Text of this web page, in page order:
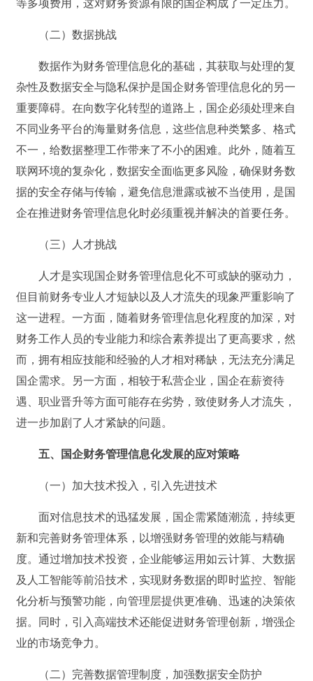
等多项费用，这对财务资源有限的国企构成了一定压力。
（二）数据挑战
数据作为财务管理信息化的基础，其获取与处理的复
杂性及数据安全与隐私保护是国企财务管理信息化的另一
重要障碍。在向数字化转型的道路上，国企必须处理来自
不同业务平台的海量财务信息，这些信息种类繁多、格式
不一，给数据整理工作带来了不小的困难。此外，随着互
联网环境的复杂化，数据安全面临更多风险，确保财务数
据的安全存储与传输，避免信息泄露或被不当使用，是国
企在推进财务管理信息化时必须重视并解决的首要任务。
（三）人才挑战
人才是实现国企财务管理信息化不可或缺的驱动力，
但目前财务专业人才短缺以及人才流失的现象严重影响了
这一进程。一方面，随着财务管理信息化程度的加深，对
财务工作人员的专业能力和综合素养提出了更高要求，然
而，拥有相应技能和经验的人才相对稀缺，无法充分满足
国企需求。另一方面，相较于私营企业，国企在薪资待
遇、职业晋升等方面可能存在劣势，致使财务人才流失，
进一步加剧了人才紧缺的问题。
五、国企财务管理信息化发展的应对策略
（一）加大技术投入，引入先进技术
面对信息技术的迅猛发展，国企需紧随潮流，持续更
新和完善财务管理体系，以增强财务管理的效能与精确
度。通过增加技术投资，企业能够运用如云计算、大数据
及人工智能等前沿技术，实现财务数据的即时监控、智能
化分析与预警功能，向管理层提供更准确、迅速的决策依
据。同时，引入高端技术还能促进财务管理创新，增强企
业的市场竞争力。
（二）完善数据管理制度，加强数据安全防护